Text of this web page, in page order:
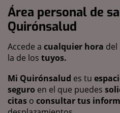
Área personal de
Quirónsalud
Accede a cualquier hora del
la de los tuyos.
Mi Quirónsalud es tu
seguro en el que puedes
citas o consultar tus